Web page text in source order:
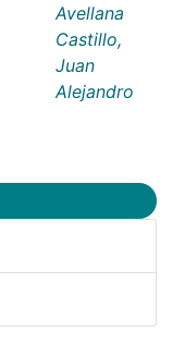
Avellana
Castillo,
Juan
Alejandro